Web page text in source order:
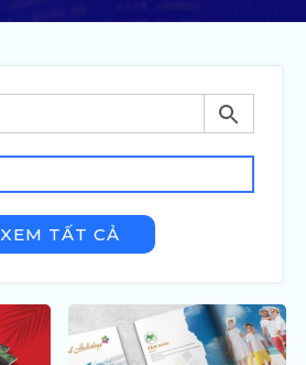
XEM TẤT CẢ